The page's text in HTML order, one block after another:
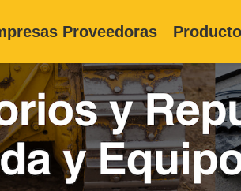
Proveedoras